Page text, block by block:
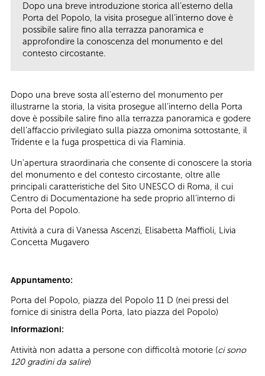
Dopo una breve introduzione storica all’esterno della
Porta del Popolo, la visita prosegue all’interno dove è
possibile salire fino alla terrazza panoramica e
approfondire la conoscenza del monumento e del
contesto circostante.
Dopo una breve sosta all’esterno del monumento per
illustrarne la storia, la visita prosegue all’interno della Porta
dove è possibile salire fino alla terrazza panoramica e godere
dell’affaccio privilegiato sulla piazza omonima sottostante, il
Tridente e la fuga prospettica di via Flaminia.
Un’apertura straordinaria che consente di conoscere la storia
del monumento e del contesto circostante, oltre alle
principali caratteristiche del Sito UNESCO di Roma, il cui
Centro di Documentazione ha sede proprio all’interno di
Porta del Popolo.
Attività a cura di Vanessa Ascenzi, Elisabetta Maffioli, Livia
Concetta Mugavero
Appuntamento:
Porta del Popolo, piazza del Popolo 11 D (nei pressi del
fornice di sinistra della Porta, lato piazza del Popolo)
Informazioni:
Attività non adatta a persone con difficoltà motorie (ci sono
120 gradini da salire)